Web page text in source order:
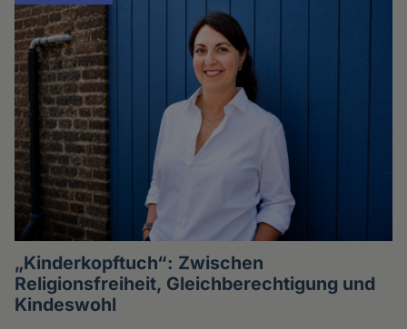
„Kinderkopftuch“: Zwischen
Religionsfreiheit, Gleichberechtigung und
Kindeswohl